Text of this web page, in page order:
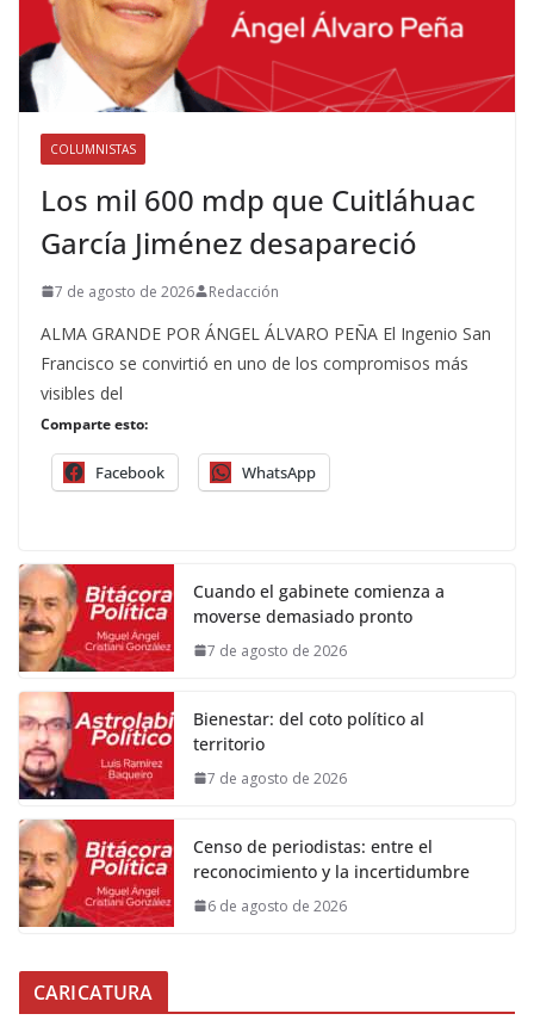
COLUMNISTAS
Los mil 600 mdp que Cuitláhuac
García Jiménez desapareció
7 de agosto de 2026 Redacción
ALMA GRANDE POR ÁNGEL ÁLVARO PEÑA El Ingenio San
Francisco se convirtió en uno de los compromisos más
visibles del
Comparte esto:
Facebook WhatsApp
Cuando el gabinete comienza a
moverse demasiado pronto
7 de agosto de 2026
Bienestar: del coto político al
territorio
7 de agosto de 2026
Censo de periodistas: entre el
reconocimiento y la incertidumbre
6 de agosto de 2026
CARICATURA